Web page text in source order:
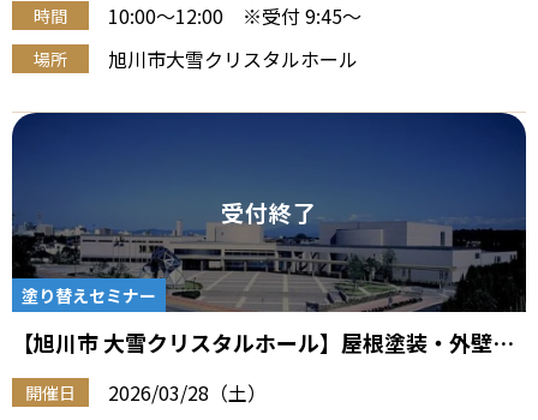
時間 10:00～12:00 ※受付 9:45～
場所 旭川市大雪クリスタルホール
塗り替えセミナー
【旭川市 大雪クリスタルホール】屋根塗装・外壁塗
装『住宅塗り替え勉強会』（3/28 午後）
開催日 2026/03/28（土）